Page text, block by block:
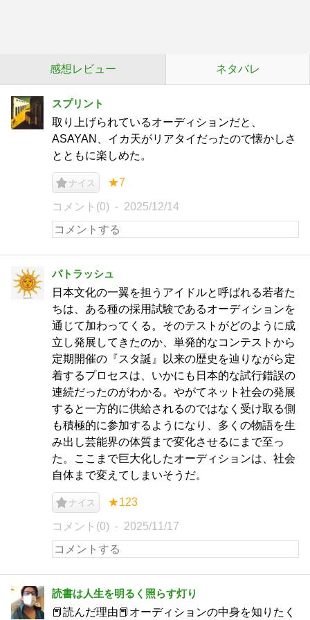
感想レビュー ネタバレ
スプリント
取り上げられているオーディションだと、
ASAYAN、イカ天がリアタイだったので懐かしさ
とともに楽しめた。
ナイス ★7
コメント(0) 2025/12/14
パトラッシュ
日本文化の一翼を担うアイドルと呼ばれる若者た
ちは、ある種の採用試験であるオーディションを
通じて加わってくる。そのテストがどのように成
立し発展してきたのか、単発的なコンテストから
定期開催の『スタ誕』以来の歴史を辿りながら定
着するプロセスは、いかにも日本的な試行錯誤の
連続だったのがわかる。やがてネット社会の発展
すると一方的に供給されるのではなく受け取る側
も積極的に参加するようになり、多くの物語を生
み出し芸能界の体質まで変化させるにまで至っ
た。ここまで巨大化したオーディションは、社会
自体まで変えてしまいそうだ。
ナイス ★123
コメント(0) 2025/11/17
読書は人生を明るく照らす灯り
📕読んだ理由📕オーディションの中身を知りたく